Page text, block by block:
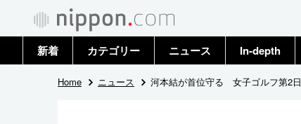
新着 カテゴリー
政治・外交
ニュース
トップ
In-depth
Home ニュース 河本結が首位守る 女子ゴルフ第2日